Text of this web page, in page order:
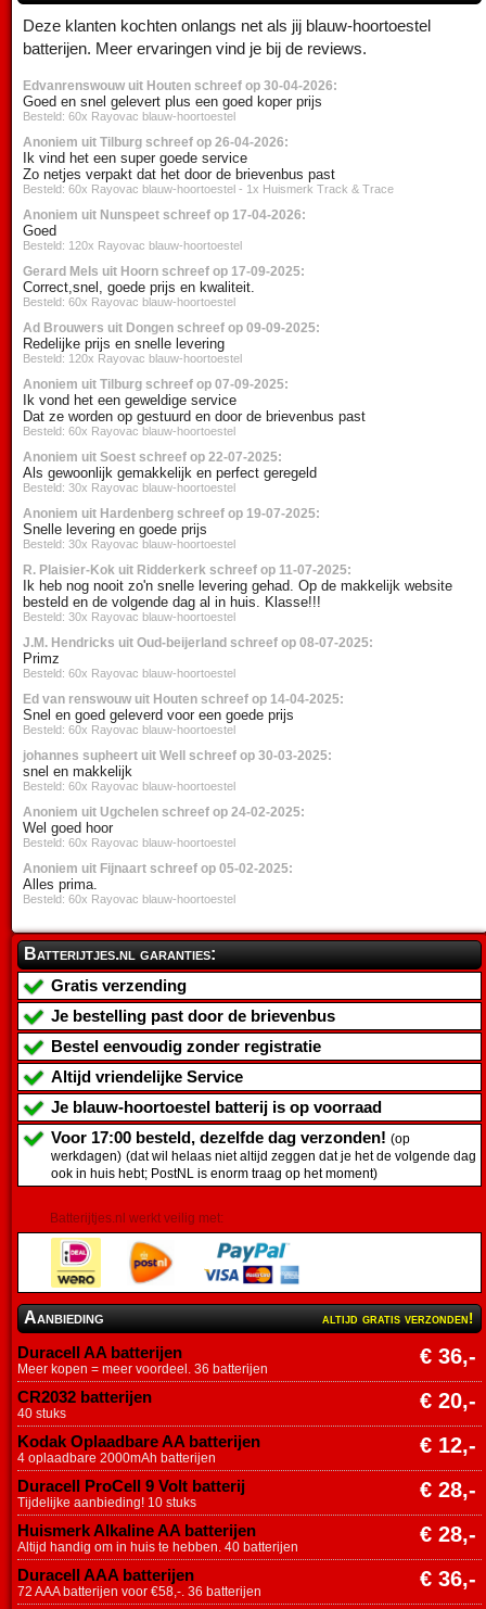
Deze klanten kochten onlangs net als jij blauw-hoortoestel
batterijen. Meer ervaringen vind je bij de reviews.
Edvanrenswouw uit Houten schreef op 30-04-2026:
Goed en snel gelevert plus een goed koper prijs
Besteld: 60x Rayovac blauw-hoortoestel
Anoniem uit Tilburg schreef op 26-04-2026:
Ik vind het een super goede service
Zo netjes verpakt dat het door de brievenbus past
Besteld: 60x Rayovac blauw-hoortoestel - 1x Huismerk Track & Trace
Anoniem uit Nunspeet schreef op 17-04-2026:
Goed
Besteld: 120x Rayovac blauw-hoortoestel
Gerard Mels uit Hoorn schreef op 17-09-2025:
Correct,snel, goede prijs en kwaliteit.
Besteld: 60x Rayovac blauw-hoortoestel
Ad Brouwers uit Dongen schreef op 09-09-2025:
Redelijke prijs en snelle levering
Besteld: 120x Rayovac blauw-hoortoestel
Anoniem uit Tilburg schreef op 07-09-2025:
Ik vond het een geweldige service
Dat ze worden op gestuurd en door de brievenbus past
Besteld: 60x Rayovac blauw-hoortoestel
Anoniem uit Soest schreef op 22-07-2025:
Als gewoonlijk gemakkelijk en perfect geregeld
Besteld: 30x Rayovac blauw-hoortoestel
Anoniem uit Hardenberg schreef op 19-07-2025:
Snelle levering en goede prijs
Besteld: 30x Rayovac blauw-hoortoestel
R. Plaisier-Kok uit Ridderkerk schreef op 11-07-2025:
Ik heb nog nooit zo'n snelle levering gehad. Op de makkelijk website
besteld en de volgende dag al in huis. Klasse!!!
Besteld: 30x Rayovac blauw-hoortoestel
J.M. Hendricks uit Oud-beijerland schreef op 08-07-2025:
Primz
Besteld: 60x Rayovac blauw-hoortoestel
Ed van renswouw uit Houten schreef op 14-04-2025:
Snel en goed geleverd voor een goede prijs
Besteld: 60x Rayovac blauw-hoortoestel
johannes supheert uit Well schreef op 30-03-2025:
snel en makkelijk
Besteld: 60x Rayovac blauw-hoortoestel
Anoniem uit Ugchelen schreef op 24-02-2025:
Wel goed hoor
Besteld: 60x Rayovac blauw-hoortoestel
Anoniem uit Fijnaart schreef op 05-02-2025:
Alles prima.
Besteld: 60x Rayovac blauw-hoortoestel
Batterijtjes.nl garanties:
Gratis verzending
Je bestelling past door de brievenbus
Bestel eenvoudig zonder registratie
Altijd vriendelijke Service
Je blauw-hoortoestel batterij is op voorraad
Voor 17:00 besteld, dezelfde dag verzonden! (op
werkdagen) (dat wil helaas niet altijd zeggen dat je het de volgende dag
ook in huis hebt; PostNL is enorm traag op het moment)
Batterijtjes.nl werkt veilig met:
Aanbieding altijd gratis verzonden!
Duracell AA batterijen € 36,-
Meer kopen = meer voordeel. 36 batterijen
CR2032 batterijen € 20,-
40 stuks
Kodak Oplaadbare AA batterijen € 12,-
4 oplaadbare 2000mAh batterijen
Duracell ProCell 9 Volt batterij € 28,-
Tijdelijke aanbieding! 10 stuks
Huismerk Alkaline AA batterijen € 28,-
Altijd handig om in huis te hebben. 40 batterijen
Duracell AAA batterijen € 36,-
72 AAA batterijen voor €58,-. 36 batterijen